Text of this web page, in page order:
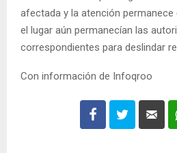
afectada y la atención permanece
el lugar aún permanecían las
correspondientes para deslindar
Con información de Infoqroo